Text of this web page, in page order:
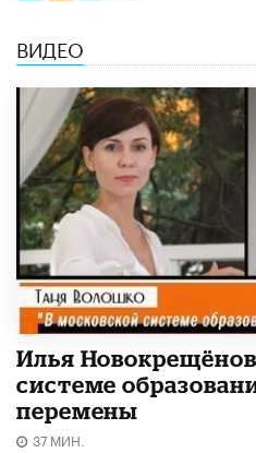
ВИДЕО
Илья
системе
перемены
37 МИН.